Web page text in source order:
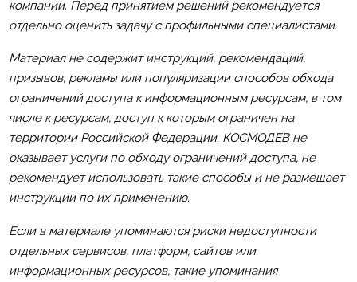
компании. Перед принятием решений рекомендуется
отдельно оценить задачу с профильными специалистами.
Материал не содержит инструкций, рекомендаций,
призывов, рекламы или популяризации способов обхода
ограничений доступа к информационным ресурсам, в том
числе к ресурсам, доступ к которым ограничен на
территории Российской Федерации. КОСМОДЕВ не
оказывает услуги по обходу ограничений доступа, не
рекомендует использовать такие способы и не размещает
инструкции по их применению.
Если в материале упоминаются риски недоступности
отдельных сервисов, платформ, сайтов или
информационных ресурсов, такие упоминания